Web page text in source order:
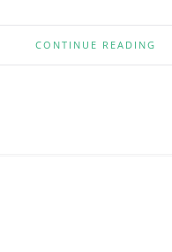
CONTINUE READING